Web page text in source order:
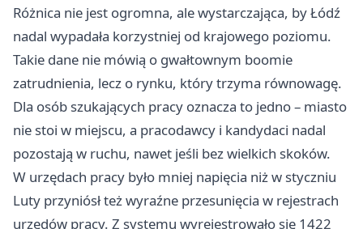
Różnica nie jest ogromna, ale wystarczająca, by Łódź
nadal wypadała korzystniej od krajowego poziomu.
Takie dane nie mówią o gwałtownym boomie
zatrudnienia, lecz o rynku, który trzyma równowagę.
Dla osób szukających pracy oznacza to jedno – miasto
nie stoi w miejscu, a pracodawcy i kandydaci nadal
pozostają w ruchu, nawet jeśli bez wielkich skoków.
W urzędach pracy było mniej napięcia niż w styczniu
Luty przyniósł też wyraźne przesunięcia w rejestrach
urzędów pracy. Z systemu wyrejestrowało się 1422